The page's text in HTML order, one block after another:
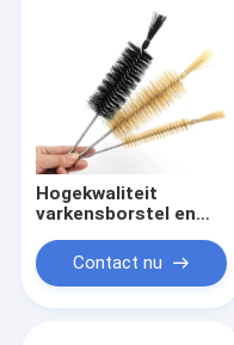
Hogekwaliteit
varkensborstel en
Sprial
reinigingsborstel fles
Contact nu